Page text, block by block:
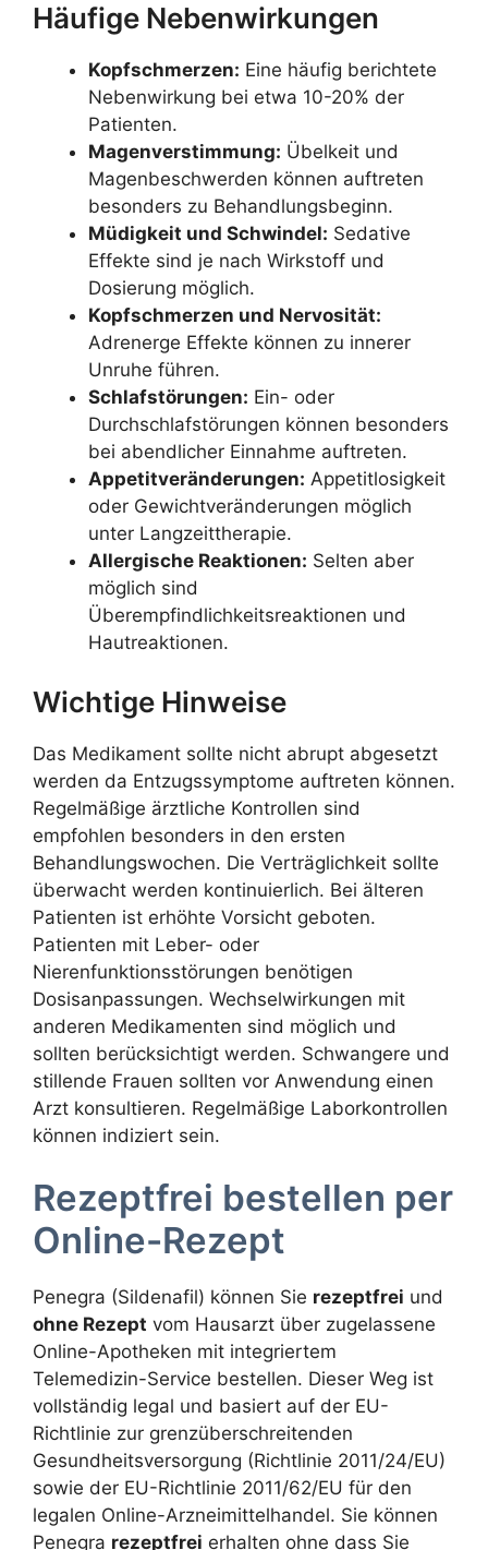
Häufige Nebenwirkungen
Kopfschmerzen: Eine häufig berichtete
Nebenwirkung bei etwa 10-20% der
Patienten.
Magenverstimmung: Übelkeit und
Magenbeschwerden können auftreten
besonders zu Behandlungsbeginn.
Müdigkeit und Schwindel: Sedative
Effekte sind je nach Wirkstoff und
Dosierung möglich.
Kopfschmerzen und Nervosität:
Adrenerge Effekte können zu innerer
Unruhe führen.
Schlafstörungen: Ein- oder
Durchschlafstörungen können besonders
bei abendlicher Einnahme auftreten.
Appetitveränderungen: Appetitlosigkeit
oder Gewichtveränderungen möglich
unter Langzeittherapie.
Allergische Reaktionen: Selten aber
möglich sind
Überempfindlichkeitsreaktionen und
Hautreaktionen.
Wichtige Hinweise
Das Medikament sollte nicht abrupt abgesetzt
werden da Entzugssymptome auftreten können.
Regelmäßige ärztliche Kontrollen sind
empfohlen besonders in den ersten
Behandlungswochen. Die Verträglichkeit sollte
überwacht werden kontinuierlich. Bei älteren
Patienten ist erhöhte Vorsicht geboten.
Patienten mit Leber- oder
Nierenfunktionsstörungen benötigen
Dosisanpassungen. Wechselwirkungen mit
anderen Medikamenten sind möglich und
sollten berücksichtigt werden. Schwangere und
stillende Frauen sollten vor Anwendung einen
Arzt konsultieren. Regelmäßige Laborkontrollen
können indiziert sein.
Rezeptfrei bestellen per
Online-Rezept
Penegra (Sildenafil) können Sie rezeptfrei und
ohne Rezept vom Hausarzt über zugelassene
Online-Apotheken mit integriertem
Telemedizin-Service bestellen. Dieser Weg ist
vollständig legal und basiert auf der EU-
Richtlinie zur grenzüberschreitenden
Gesundheitsversorgung (Richtlinie 2011/24/EU)
sowie der EU-Richtlinie 2011/62/EU für den
legalen Online-Arzneimittelhandel. Sie können
Penegra rezeptfrei erhalten ohne dass Sie